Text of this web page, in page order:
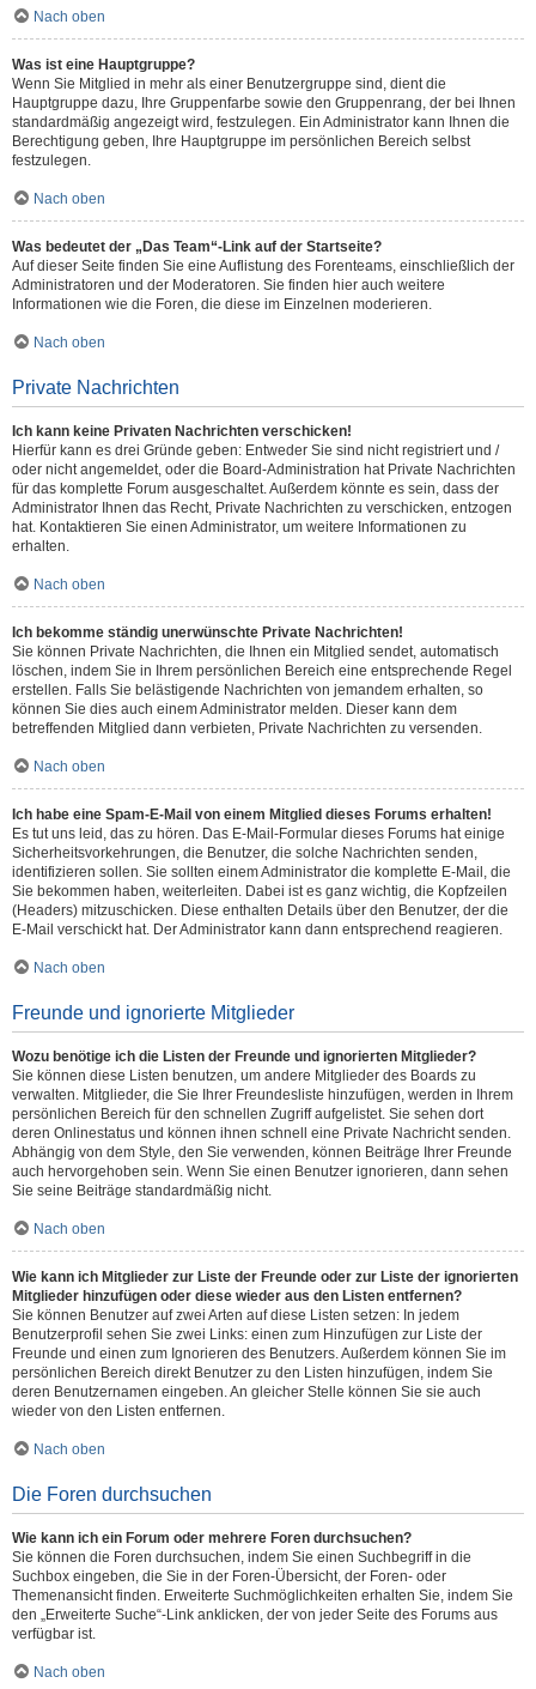
Nach oben
Was ist eine Hauptgruppe?
Wenn Sie Mitglied in mehr als einer Benutzergruppe sind, dient die
Hauptgruppe dazu, Ihre Gruppenfarbe sowie den Gruppenrang, der bei Ihnen
standardmäßig angezeigt wird, festzulegen. Ein Administrator kann Ihnen die
Berechtigung geben, Ihre Hauptgruppe im persönlichen Bereich selbst
festzulegen.
Nach oben
Was bedeutet der „Das Team“-Link auf der Startseite?
Auf dieser Seite finden Sie eine Auflistung des Forenteams, einschließlich der
Administratoren und der Moderatoren. Sie finden hier auch weitere
Informationen wie die Foren, die diese im Einzelnen moderieren.
Nach oben
Private Nachrichten
Ich kann keine Privaten Nachrichten verschicken!
Hierfür kann es drei Gründe geben: Entweder Sie sind nicht registriert und /
oder nicht angemeldet, oder die Board-Administration hat Private Nachrichten
für das komplette Forum ausgeschaltet. Außerdem könnte es sein, dass der
Administrator Ihnen das Recht, Private Nachrichten zu verschicken, entzogen
hat. Kontaktieren Sie einen Administrator, um weitere Informationen zu
erhalten.
Nach oben
Ich bekomme ständig unerwünschte Private Nachrichten!
Sie können Private Nachrichten, die Ihnen ein Mitglied sendet, automatisch
löschen, indem Sie in Ihrem persönlichen Bereich eine entsprechende Regel
erstellen. Falls Sie belästigende Nachrichten von jemandem erhalten, so
können Sie dies auch einem Administrator melden. Dieser kann dem
betreffenden Mitglied dann verbieten, Private Nachrichten zu versenden.
Nach oben
Ich habe eine Spam-E-Mail von einem Mitglied dieses Forums erhalten!
Es tut uns leid, das zu hören. Das E-Mail-Formular dieses Forums hat einige
Sicherheitsvorkehrungen, die Benutzer, die solche Nachrichten senden,
identifizieren sollen. Sie sollten einem Administrator die komplette E-Mail, die
Sie bekommen haben, weiterleiten. Dabei ist es ganz wichtig, die Kopfzeilen
(Headers) mitzuschicken. Diese enthalten Details über den Benutzer, der die
E-Mail verschickt hat. Der Administrator kann dann entsprechend reagieren.
Nach oben
Freunde und ignorierte Mitglieder
Wozu benötige ich die Listen der Freunde und ignorierten Mitglieder?
Sie können diese Listen benutzen, um andere Mitglieder des Boards zu
verwalten. Mitglieder, die Sie Ihrer Freundesliste hinzufügen, werden in Ihrem
persönlichen Bereich für den schnellen Zugriff aufgelistet. Sie sehen dort
deren Onlinestatus und können ihnen schnell eine Private Nachricht senden.
Abhängig von dem Style, den Sie verwenden, können Beiträge Ihrer Freunde
auch hervorgehoben sein. Wenn Sie einen Benutzer ignorieren, dann sehen
Sie seine Beiträge standardmäßig nicht.
Nach oben
Wie kann ich Mitglieder zur Liste der Freunde oder zur Liste der ignorierten
Mitglieder hinzufügen oder diese wieder aus den Listen entfernen?
Sie können Benutzer auf zwei Arten auf diese Listen setzen: In jedem
Benutzerprofil sehen Sie zwei Links: einen zum Hinzufügen zur Liste der
Freunde und einen zum Ignorieren des Benutzers. Außerdem können Sie im
persönlichen Bereich direkt Benutzer zu den Listen hinzufügen, indem Sie
deren Benutzernamen eingeben. An gleicher Stelle können Sie sie auch
wieder von den Listen entfernen.
Nach oben
Die Foren durchsuchen
Wie kann ich ein Forum oder mehrere Foren durchsuchen?
Sie können die Foren durchsuchen, indem Sie einen Suchbegriff in die
Suchbox eingeben, die Sie in der Foren-Übersicht, der Foren- oder
Themenansicht finden. Erweiterte Suchmöglichkeiten erhalten Sie, indem Sie
den „Erweiterte Suche“-Link anklicken, der von jeder Seite des Forums aus
verfügbar ist.
Nach oben